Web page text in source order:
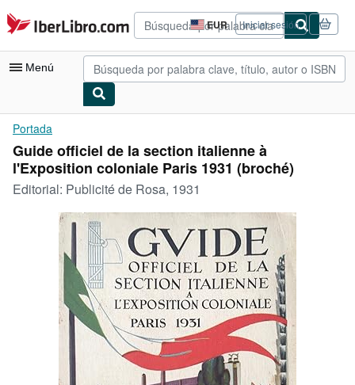
Pasar al contenido principal
IberLibro.com EUR
Preferencias
de
compra
del
Iniciar sesión
Menú
Mi cuenta
Consultar mis pedidos
Búsqueda avanzada
Colecciones
Libros antiguos
Arte y coleccionismo
Vendedores
Comenzar a vender
CERRAR
Portada
Guide officiel de la section italienne à
l'Exposition coloniale Paris 1931 (broché)
Editorial: Publicité de Rosa, 1931